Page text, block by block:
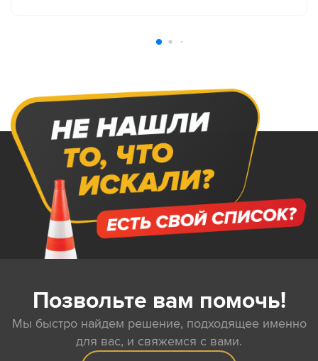
Позвольте вам помочь!
Мы быстро найдем решение, подходящее именно
для вас, и свяжемся с вами.